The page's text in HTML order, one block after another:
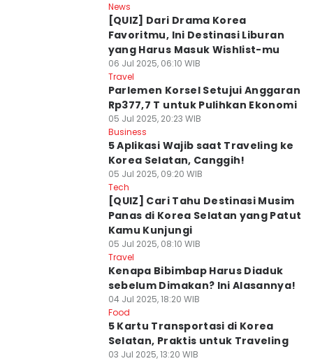
News
[QUIZ] Dari Drama Korea
Favoritmu, Ini Destinasi Liburan
yang Harus Masuk Wishlist-mu
06 Jul 2025, 06:10 WIB
Travel
Parlemen Korsel Setujui Anggaran
Rp377,7 T untuk Pulihkan Ekonomi
05 Jul 2025, 20:23 WIB
Business
5 Aplikasi Wajib saat Traveling ke
Korea Selatan, Canggih!
05 Jul 2025, 09:20 WIB
Tech
⁠[QUIZ] Cari Tahu Destinasi Musim
Panas di Korea Selatan yang Patut
Kamu Kunjungi
05 Jul 2025, 08:10 WIB
Travel
Kenapa Bibimbap Harus Diaduk
sebelum Dimakan? Ini Alasannya!
04 Jul 2025, 18:20 WIB
Food
5 Kartu Transportasi di Korea
Selatan, Praktis untuk Traveling
03 Jul 2025, 13:20 WIB